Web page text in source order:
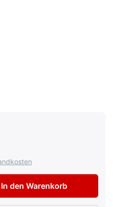
für Mercedes 041
In den Warenkorb